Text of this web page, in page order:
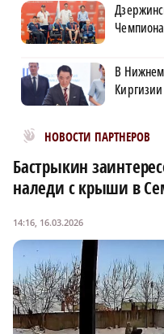
В
НОВОСТИ ПАРТНЕРОВ
Новости МирТесен
Бастрыкин
наледи с крыши в
14:16, 16.03.2026